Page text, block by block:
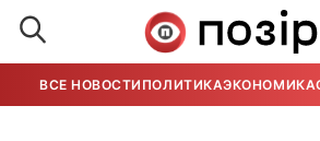
ВСЕ НОВОСТИ ПОЛИТИКАЭКОНОМИКА